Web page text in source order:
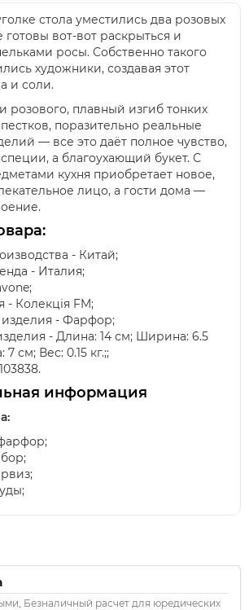
стола уместились два розовых
готовы вот-вот раскрыться и
росы. Собственно такого
художники, создавая этот
и соли.
розового, плавный изгиб тонких
поразительно реальные
— все это даёт полное чувство,
а благоухающий букет. С
кухня приобретает новое,
лицо, а гости дома —
- Китай;
- Италия;
- Колекція FM;
- Фарфор;
- Длина: 14 см; Ширина: 6.5
7 см; Вес: 0.15 кг.;;
информация
Безналичный расчет для юредических